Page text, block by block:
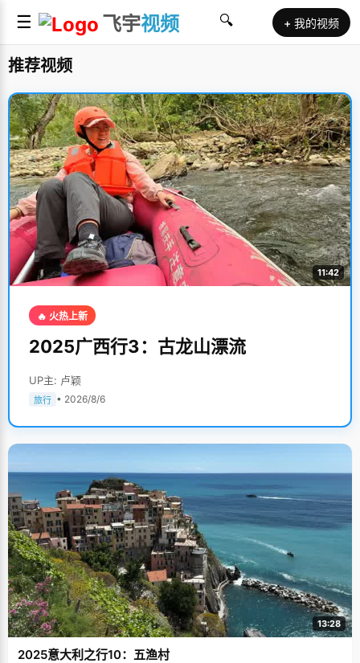
☰ 飞宇视频 🔍 + 我的视频
推荐视频
11:42
🔥 火热上新
2025广西行3：古龙山漂流
UP主: 卢颖
旅行 • 2026/8/6
13:28
2025意大利之行10：五渔村